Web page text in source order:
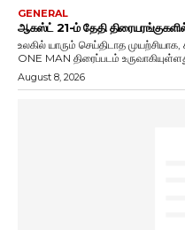
GENERAL
ஆகஸ்ட் 21-ம் தேதி
உலகில் யாரும் செய்திடாத முயற்சியாக,
ONE MAN திரைப்படம்
August 8, 2026